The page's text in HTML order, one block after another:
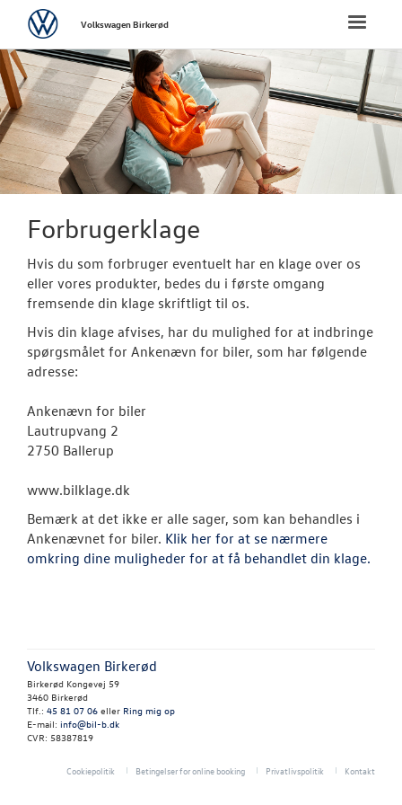
FORSIDE
NYE
BRUGTE BILER
SKADECENTER
RESERVEDELE
Kontakt
Toggle
VolkswagenVolkswagen Birkerød
Forbrugerklage
Hvis du som forbruger eventuelt har en klage over os
eller vores produkter, bedes du i første omgang
fremsende din klage skriftligt til os.
Hvis din klage afvises, har du mulighed for at indbringe
spørgsmålet for Ankenævn for biler, som har følgende
adresse:
Ankenævn for biler
Lautrupvang 2
2750 Ballerup
www.bilklage.dk
Bemærk at det ikke er alle sager, som kan behandles i
Ankenævnet for biler. Klik her for at se nærmere
omkring dine muligheder for at få behandlet din klage.
Volkswagen Birkerød
Birkerød Kongevej 59
3460 Birkerød
Tlf.: 45 81 07 06 eller Ring mig op
E-mail: info@bil-b.dk
CVR: 58387819
Cookiepolitik Betingelser for online booking Privatlivspolitik Kontakt